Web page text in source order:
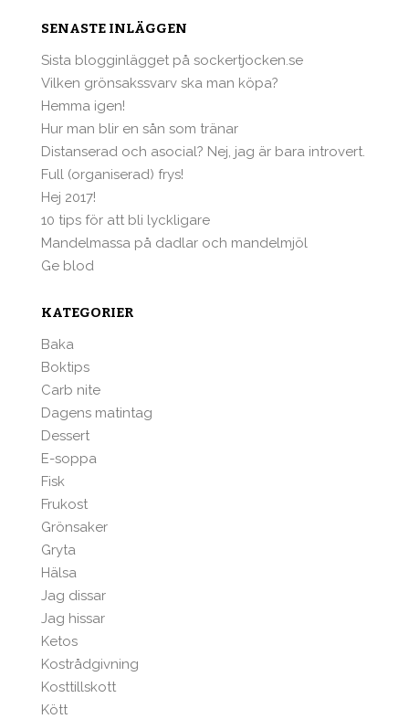
SENASTE INLÄGGEN
Sista blogginlägget på sockertjocken.se
Vilken grönsakssvarv ska man köpa?
Hemma igen!
Hur man blir en sån som tränar
Distanserad och asocial? Nej, jag är bara introvert.
Full (organiserad) frys!
Hej 2017!
10 tips för att bli lyckligare
Mandelmassa på dadlar och mandelmjöl
Ge blod
KATEGORIER
Baka
Boktips
Carb nite
Dagens matintag
Dessert
E-soppa
Fisk
Frukost
Grönsaker
Gryta
Hälsa
Jag dissar
Jag hissar
Ketos
Kostrådgivning
Kosttillskott
Kött